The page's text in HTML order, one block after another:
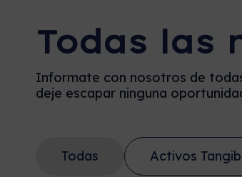
Todas las
Informate con nosotros de
deje escapar ninguna
Todas Activos